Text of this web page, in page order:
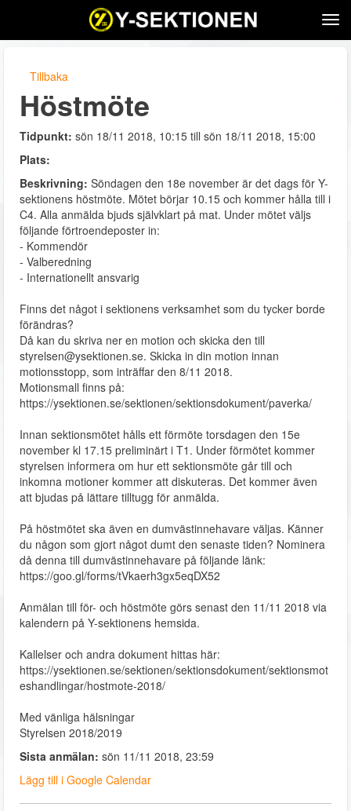
Tillbaka
Höstmöte
Tidpunkt: sön 18/11 2018, 10:15 till sön 18/11 2018, 15:00
Plats:
Beskrivning: Söndagen den 18e november är det dags för Y-
sektionens höstmöte. Mötet börjar 10.15 och kommer hålla till i
C4. Alla anmälda bjuds självklart på mat. Under mötet väljs
följande förtroendeposter in:
- Kommendör
- Valberedning
- Internationellt ansvarig
Finns det något i sektionens verksamhet som du tycker borde
förändras?
Då kan du skriva ner en motion och skicka den till
styrelsen@ysektionen.se. Skicka in din motion innan
motionsstopp, som inträffar den 8/11 2018.
Motionsmall finns på:
https://ysektionen.se/sektionen/sektionsdokument/paverka/
Innan sektionsmötet hålls ett förmöte torsdagen den 15e
november kl 17.15 preliminärt i T1. Under förmötet kommer
styrelsen informera om hur ett sektionsmöte går till och
inkomna motioner kommer att diskuteras. Det kommer även
att bjudas på lättare tilltugg för anmälda.
På höstmötet ska även en dumvästinnehavare väljas. Känner
du någon som gjort något dumt den senaste tiden? Nominera
då denna till dumvästinnehavare på följande länk:
https://goo.gl/forms/tVkaerh3gx5eqDX52
Anmälan till för- och höstmöte görs senast den 11/11 2018 via
kalendern på Y-sektionens hemsida.
Kallelser och andra dokument hittas här:
https://ysektionen.se/sektionen/sektionsdokument/sektionsmot
eshandlingar/hostmote-2018/
Med vänliga hälsningar
Styrelsen 2018/2019
Sista anmälan: sön 11/11 2018, 23:59
Lägg till i Google Calendar